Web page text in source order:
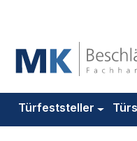
Türfeststeller